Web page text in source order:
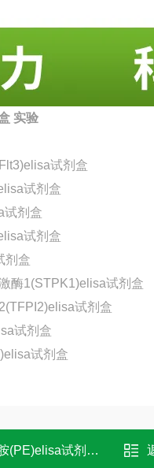
实验
试剂盒
试剂盒
试剂盒
试剂盒
剂盒
酶1(STPK1)elisa试剂盒
试剂盒
试剂盒
试剂盒
试剂盒 科研